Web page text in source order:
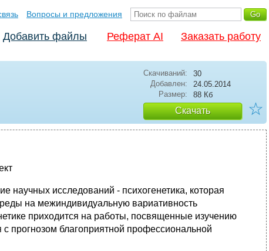
Вопросы и предложения
Добавить файлы Реферат AI Заказать работу
Скачиваний:
30
Добавлен:
24.05.2014
Размер:
88 Кб
Скачать ☆
исследований - психогенетика, которая
на межиндивидуальную вариативность
приходится на работы, посвященные изучению
прогнозом благоприятной профессиональной